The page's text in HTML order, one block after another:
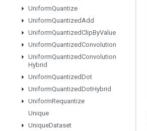
UniformQuantize
UniformQuantizedAdd
UniformQuantizedClipByValue
UniformQuantizedConvolution
UniformQuantizedConvolution
Hybrid
UniformQuantizedDot
UniformQuantizedDotHybrid
UniformRequantize
Unique
UniqueDataset